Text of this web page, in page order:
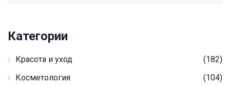
Категории
Красота и уход
(182)
Косметология
(104)